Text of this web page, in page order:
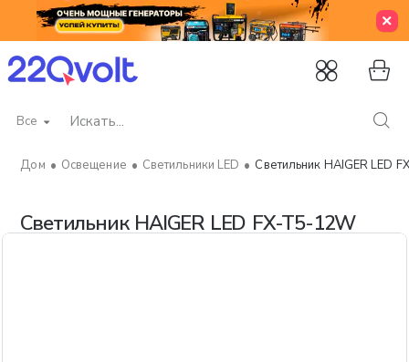
Все
Искать...
Светильник HAIGER LED FX-T5-12W
Освещение Светильники LED Светильник HAIGER LED